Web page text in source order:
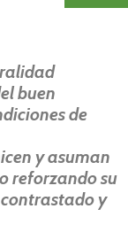
buen
de
y asuman
reforzando su
y